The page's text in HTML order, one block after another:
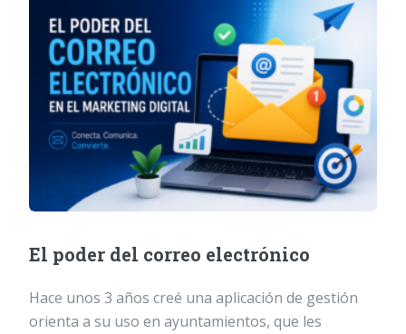
El poder del correo electrónico
Hace unos 3 años creé una aplicación de gestión
orienta a su uso en ayuntamientos, que les